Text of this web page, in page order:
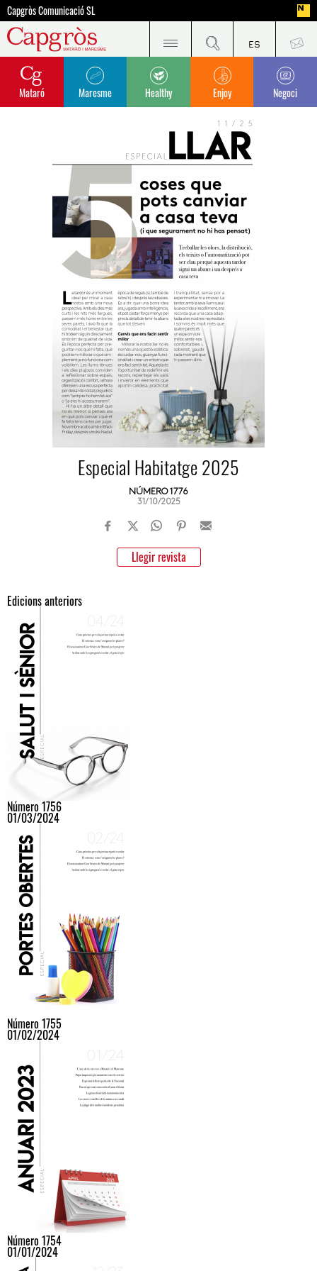
Capgròs Comunicació SL
Mataró Maresme Healthy Enjoy Negoci
Especial Habitatge 2025
NÚMERO 1776
31/10/2025
Llegir revista
Edicions anteriors
Número 1756
01/03/2024
Número 1755
01/02/2024
Número 1754
01/01/2024